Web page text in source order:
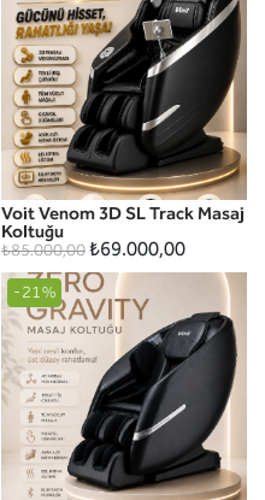
Voit Venom 3D SL Track Masaj
Koltuğu
₺85.000,00₺69.000,00
-21%